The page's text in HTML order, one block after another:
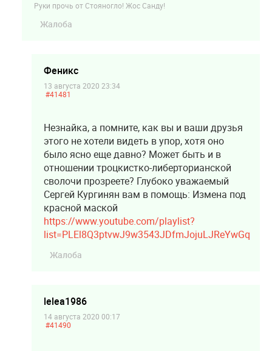
Руки прочь от Стояногло! Жос Санду!
Жалоба
Феникс
13 августа 2020 23:34
#41481
Незнайка, а помните, как вы и ваши друзья
этого не хотели видеть в упор, хотя оно
было ясно еще давно? Может быть и в
отношении троцкистко-либерторианской
сволочи прозреете? Глубоко уважаемый
Сергей Кургинян вам в помощь: Измена под
красной маской
https://www.youtube.com/playlist?
list=PLEl8Q3ptvwJ9w3543JDfmJojuLJReYwGq
Жалоба
lelea1986
14 августа 2020 00:17
#41490